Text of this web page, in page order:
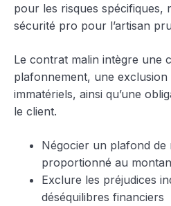
pour les risques spécifiques,
sécurité pro pour l’artisan
Le contrat malin intègre une
plafonnement, une exclusion
immatériels, ainsi qu’une
le client.
Négocier un plafond de
proportionné au
Exclure les préjudices
déséquilibres financiers